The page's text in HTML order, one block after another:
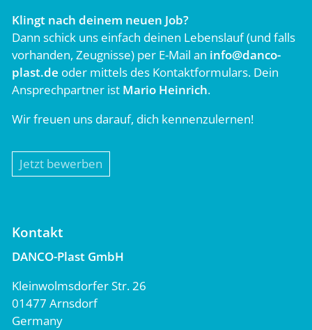
Klingt nach deinem neuen Job?
Dann schick uns einfach deinen Lebenslauf (und falls
vorhanden, Zeugnisse) per E-Mail an info@danco-
plast.de oder mittels des Kontaktformulars. Dein
Ansprechpartner ist Mario Heinrich.
Wir freuen uns darauf, dich kennenzulernen!
Jetzt bewerben
Kontakt
DANCO-Plast GmbH
Kleinwolmsdorfer Str. 26
01477 Arnsdorf
Germany